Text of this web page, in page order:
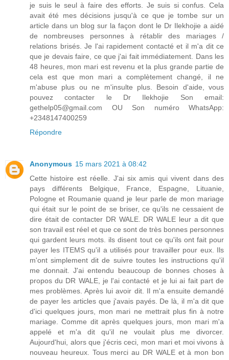
je suis le seul à faire des efforts. Je suis si confus. Cela
avait été mes décisions jusqu'à ce que je tombe sur un
article dans un blog sur la façon dont le Dr Ilekhojie a aidé
de nombreuses personnes à rétablir des mariages /
relations brisés. Je l'ai rapidement contacté et il m'a dit ce
que je devais faire, ce que j'ai fait immédiatement. Dans les
48 heures, mon mari est revenu et la plus grande partie de
cela est que mon mari a complètement changé, il ne
m'abuse plus ou ne m'insulte plus. Besoin d'aide, vous
pouvez contacter le Dr Ilekhojie Son email:
gethelp05@gmail.com OU Son numéro WhatsApp:
+2348147400259
Répondre
Anonymous 15 mars 2021 à 08:42
Cette histoire est réelle. J'ai six amis qui vivent dans des
pays différents Belgique, France, Espagne, Lituanie,
Pologne et Roumanie quand je leur parle de mon mariage
qui était sur le point de se briser, ce qu'ils ne cessaient de
dire était de contacter DR WALE. DR WALE leur a dit que
son travail est réel et que ce sont de très bonnes personnes
qui gardent leurs mots. ils disent tout ce qu'ils ont fait pour
payer les ITEMS qu'il a utilisés pour travailler pour eux. Ils
m'ont simplement dit de suivre toutes les instructions qu'il
me donnait. J'ai entendu beaucoup de bonnes choses à
propos du DR WALE, je l'ai contacté et je lui ai fait part de
mes problèmes. Après lui avoir dit. Il m'a ensuite demandé
de payer les articles que j'avais payés. De là, il m'a dit que
d'ici quelques jours, mon mari ne mettrait plus fin à notre
mariage. Comme dit après quelques jours, mon mari m'a
appelé et m'a dit qu'il ne voulait plus me divorcer.
Aujourd'hui, alors que j'écris ceci, mon mari et moi vivons à
nouveau heureux. Tous merci au DR WALE et à mon bon